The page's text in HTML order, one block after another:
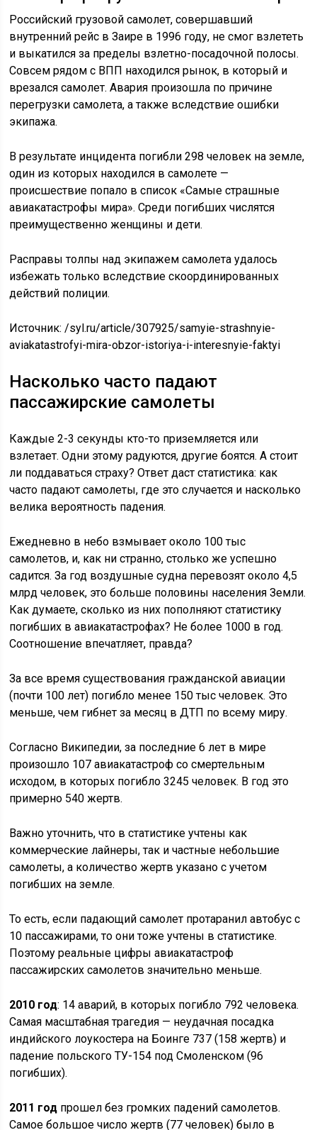
Российский грузовой самолет, совершавший
внутренний рейс в Заире в 1996 году, не смог взлететь
и выкатился за пределы взлетно-посадочной полосы.
Совсем рядом с ВПП находился рынок, в который и
врезался самолет. Авария произошла по причине
перегрузки самолета, а также вследствие ошибки
экипажа.
В результате инцидента погибли 298 человек на земле,
один из которых находился в самолете —
происшествие попало в список «Самые страшные
авиакатастрофы мира». Среди погибших числятся
преимущественно женщины и дети.
Расправы толпы над экипажем самолета удалось
избежать только вследствие скоординированных
действий полиции.
Источник:/syl.ru/article/307925/samyie-strashnyie-
aviakatastrofyi-mira-obzor-istoriya-i-interesnyie-faktyi
Насколько часто падают
пассажирские самолеты
Каждые 2-3 секунды кто-то приземляется или
взлетает. Одни этому радуются, другие боятся. А стоит
ли поддаваться страху? Ответ даст статистика: как
часто падают самолеты, где это случается и насколько
велика вероятность падения.
Ежедневно в небо взмывает около 100 тыс
самолетов, и, как ни странно, столько же успешно
садится. За год воздушные судна перевозят около 4,5
млрд человек, это больше половины населения Земли.
Как думаете, сколько из них пополняют статистику
погибших в авиакатастрофах? Не более 1000 в год.
Соотношение впечатляет, правда?
За все время существования гражданской авиации
(почти 100 лет) погибло менее 150 тыс человек. Это
меньше, чем гибнет за месяц в ДТП по всему миру.
Согласно Википедии, за последние 6 лет в мире
произошло 107 авиакатастроф со смертельным
исходом, в которых погибло 3245 человек. В год это
примерно 540 жертв.
Важно уточнить, что в статистике учтены как
коммерческие лайнеры, так и частные небольшие
самолеты, а количество жертв указано с учетом
погибших на земле.
То есть, если падающий самолет протаранил автобус с
10 пассажирами, то они тоже учтены в статистике.
Поэтому реальные цифры авиакатастроф
пассажирских самолетов значительно меньше.
2010 год: 14 аварий, в которых погибло 792 человека.
Самая масштабная трагедия — неудачная посадка
индийского лоукостера на Боинге 737 (158 жертв) и
падение польского ТУ-154 под Смоленском (96
погибших).
2011 год прошел без громких падений самолетов.
Самое большое число жертв (77 человек) было в